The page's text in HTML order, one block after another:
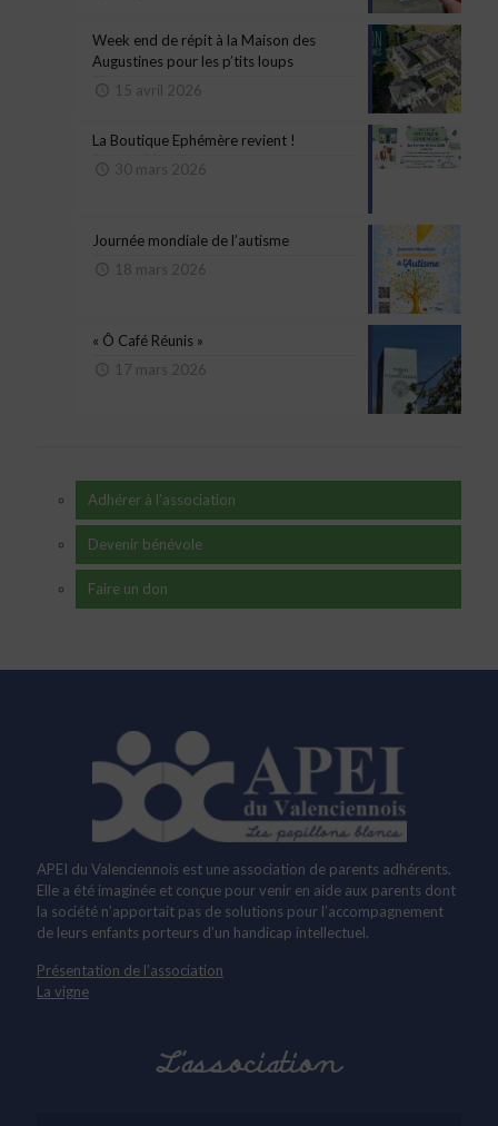
Week end de répit à la Maison des
Augustines pour les p’tits loups
15 avril 2026
La Boutique Ephémère revient !
30 mars 2026
Journée mondiale de l’autisme
18 mars 2026
« Ô Café Réunis »
17 mars 2026
Adhérer à l’association
Devenir bénévole
Faire un don
APEI du Valenciennois est une association de parents adhérents.
Elle a été imaginée et conçue pour venir en aide aux parents dont
la société n’apportait pas de solutions pour l’accompagnement
de leurs enfants porteurs d’un handicap intellectuel.
Présentation de l’association
La vigne
L’association